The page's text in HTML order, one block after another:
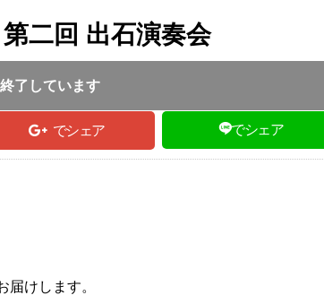
二回 出石演奏会
了しています
でシェア でシェア
けします。